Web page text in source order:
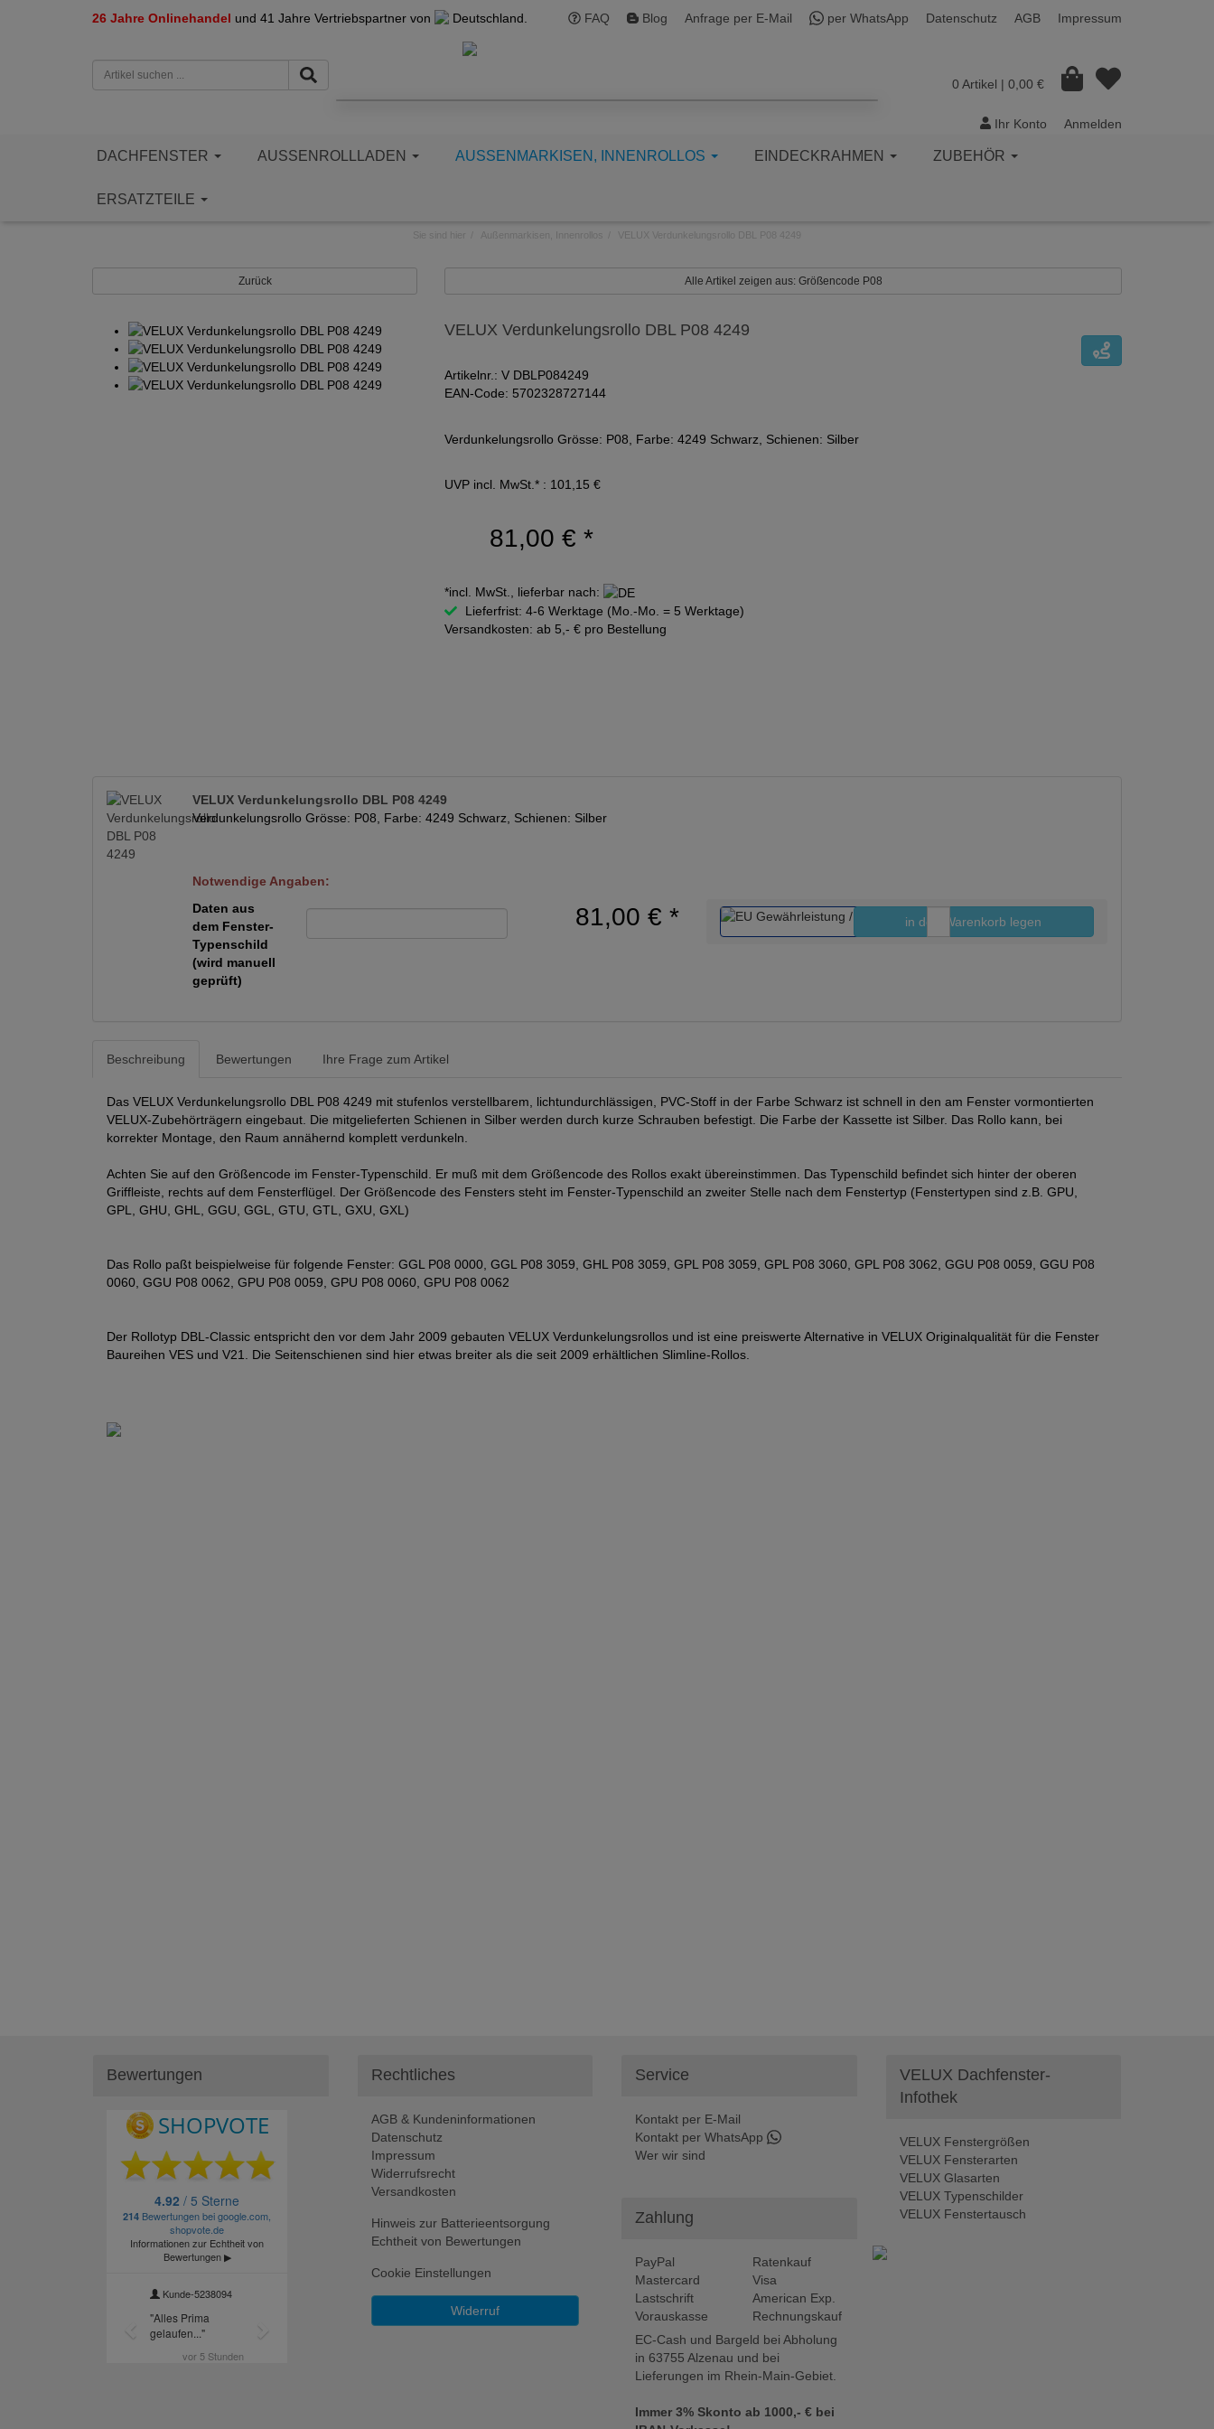
26 Jahre Onlinehandel und 41 Jahre Vertriebspartner von Deutschland. FAQ Blog Anfrage per E-Mail per WhatsApp Datenschutz AGB Impressum
0 Artikel | 0,00 €
Ihr Konto Anmelden
DACHFENSTER AUSSENROLLLADEN AUSSENMARKISEN, INNENROLLOS EINDECKRAHMEN ZUBEHÖR
ERSATZTEILE
Sie sind hier Außenmarkisen, Innenrollos VELUX Verdunkelungsrollo DBL P08 4249
Zurück Alle Artikel zeigen aus: Größencode P08
VELUX Verdunkelungsrollo DBL P08 4249
Artikelnr.: V DBLP084249
EAN-Code: 5702328727144
Verdunkelungsrollo Grösse: P08, Farbe: 4249 Schwarz, Schienen: Silber
UVP incl. MwSt.* : 101,15 €
81,00 € *
*incl. MwSt., lieferbar nach:
Lieferfrist: 4-6 Werktage (Mo.-Mo. = 5 Werktage)
Versandkosten: ab 5,- € pro Bestellung
VELUX Verdunkelungsrollo DBL P08 4249
Verdunkelungsrollo Grösse: P08, Farbe: 4249 Schwarz, Schienen: Silber
Notwendige Angaben:
Daten aus
dem Fenster-
Typenschild
(wird manuell
geprüft)
81,00 € * Stk.
in den Warenkorb legen
Beschreibung Bewertungen Ihre Frage zum Artikel
Das VELUX Verdunkelungsrollo DBL P08 4249 mit stufenlos verstellbarem, lichtundurchlässigen, PVC-Stoff in der Farbe Schwarz ist schnell in den am Fenster vormontierten
VELUX-Zubehörträgern eingebaut. Die mitgelieferten Schienen in Silber werden durch kurze Schrauben befestigt. Die Farbe der Kassette ist Silber. Das Rollo kann, bei
korrekter Montage, den Raum annähernd komplett verdunkeln.
Achten Sie auf den Größencode im Fenster-Typenschild. Er muß mit dem Größencode des Rollos exakt übereinstimmen. Das Typenschild befindet sich hinter der oberen
Griffleiste, rechts auf dem Fensterflügel. Der Größencode des Fensters steht im Fenster-Typenschild an zweiter Stelle nach dem Fenstertyp (Fenstertypen sind z.B. GPU,
GPL, GHU, GHL, GGU, GGL, GTU, GTL, GXU, GXL)
Das Rollo paßt beispielweise für folgende Fenster: GGL P08 0000, GGL P08 3059, GHL P08 3059, GPL P08 3059, GPL P08 3060, GPL P08 3062, GGU P08 0059, GGU P08
0060, GGU P08 0062, GPU P08 0059, GPU P08 0060, GPU P08 0062
Der Rollotyp DBL-Classic entspricht den vor dem Jahr 2009 gebauten VELUX Verdunkelungsrollos und ist eine preiswerte Alternative in VELUX Originalqualität für die Fenster
Baureihen VES und V21. Die Seitenschienen sind hier etwas breiter als die seit 2009 erhältlichen Slimline-Rollos.
Bewertungen Rechtliches
AGB & Kundeninformationen
Datenschutz
Impressum
Widerrufsrecht
Versandkosten
Hinweis zur Batterieentsorgung
Echtheit von Bewertungen
Cookie Einstellungen
Widerruf
Service
Kontakt per E-Mail
Kontakt per WhatsApp
Wer wir sind
Zahlung
PayPal
Ratenkauf
Mastercard
Visa
Lastschrift
American Exp.
Vorauskasse
Rechnungskauf
EC-Cash und Bargeld bei Abholung
in 63755 Alzenau und bei
Lieferungen im Rhein-Main-Gebiet.
Immer 3% Skonto ab 1000,- € bei
VELUX Dachfenster-
Infothek
VELUX Fenstergrößen
VELUX Fensterarten
VELUX Glasarten
VELUX Typenschilder
VELUX Fenstertausch